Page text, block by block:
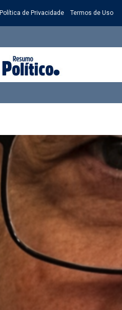
Política de Privacidade Termos de Uso